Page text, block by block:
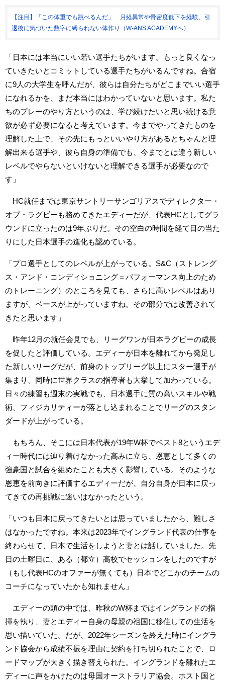
【注目】「この体重でも跳べるんだ」 月経異常や骨密度低下を経験、引
退後に気づいた数字に縛られない体作り（W-ANS ACADEMYへ）
「日本には本当にいい若い選手たちがいます。もっと良くなっ
ていきたいとコミットしている選手たちがいるんですね。合宿
に9人の大学生を呼んだが、彼らは自分たちがどこまでいい選手
になれるかを、まだ本当にはわかっていないと思います。私た
ちのプレーのやり方というのは、学び続けたいと思い続ける意
欲が必ず必要になると考えています。今までやってきたものを
理解した上で、その先にもっといいやり方があるとちゃんと理
解出来る選手や、彼ら自身の準備でも、今までとは違う新しい
レベルでやらないといけないと理解できる選手が必要なので
す」
HC就任までは東京サントリーサンゴリアスでディレクター・
オブ・ラグビーも務めてきたエディーだが、代表HCとしてグラ
ウンドに立ったのは9年ぶりだ。その空白の時間を経て目の当た
りにした日本選手の進化も認めている。
「プロ選手としてのレベルが上がっている。S&C（ストレング
ス・アンド・コンディショニング＝パフォーマンス向上のため
のトレーニング）のところを見ても、さらに高いレベルはあり
ますが、ベースが上がっていますね。その部分では改善されて
きたと思います」
昨年12月の就任会見でも、リーグワンが日本ラグビーの成長
を促したと評価している。エディーが日本を離れてから発足し
た新しいリーグだが、前身のトップリーグ以上にスター選手が
集まり、同時に世界クラスの指導者も大挙して加わっている。
日々の練習も週末の実戦でも、日本選手に質の高いスキルや戦
術、フィジカリティーが落とし込まれることでリーグのスタン
ダードが上がっている。
もちろん、そこには日本代表が19年W杯でベスト8というエデ
ィー時代には辿り着けなかった高みに立ち、恩恵として多くの
強豪国と試合を組めたことも大きく影響している。そのような
恩恵を前向きに評価するエディーだが、自分自身が日本に戻っ
てきての再挑戦に迷いはなかったという。
「いつも日本に戻ってきたいとは思っていましたから、難しさ
はなかったですね。本来は2023年でイングランド代表の仕事を
終わらせて、日本で生活をしようと妻とは話していました。先
日の土曜日に、ある（都立）高校でセッションをしたのですが
（もし代表HCのオファーが無くても）日本でどこかのチームの
コーチになっていたかも知れません」
エディーの頭の中では、昨秋のW杯まではイングランドの指
揮を執り、妻とエディー自身の母親の祖国に移住しての生活を
思い描いていた。だが、2022年シーズンを終えた時にイングラ
ンド協会から成績不振を理由に契約を打ち切られたことで、ロ
ードマップが大きく描き替えられた。イングランドを離れたエ
ディーに声をかけたのは母国オーストラリア協会。ホスト国と